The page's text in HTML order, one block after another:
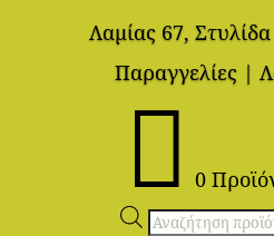
Λαμίας 67, Στυλίδα
Παραγγελίες |
 0
Αναζήτηση